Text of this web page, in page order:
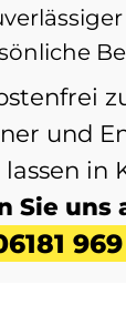
und
in
Sie uns